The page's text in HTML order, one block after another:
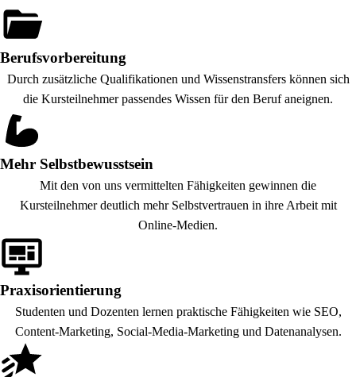
Berufsvorbereitung
Durch zusätzliche Qualifikationen und Wissenstransfers können sich
die Kursteilnehmer passendes Wissen für den Beruf aneignen.
Mehr Selbstbewusstsein
Mit den von uns vermittelten Fähigkeiten gewinnen die
Kursteilnehmer deutlich mehr Selbstvertrauen in ihre Arbeit mit
Online-Medien.
Praxisorientierung
Studenten und Dozenten lernen praktische Fähigkeiten wie SEO,
Content-Marketing, Social-Media-Marketing und Datenanalysen.